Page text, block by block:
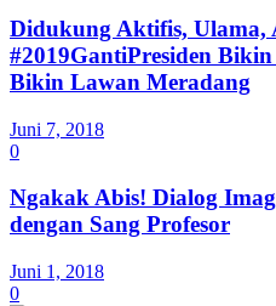
Didukung Aktifis, Ulama,
#2019GantiPresiden
Bikin Lawan Meradang
Juni 7, 2018
0
Ngakak Abis! Dialog
dengan Sang Profesor
Juni 1, 2018
0